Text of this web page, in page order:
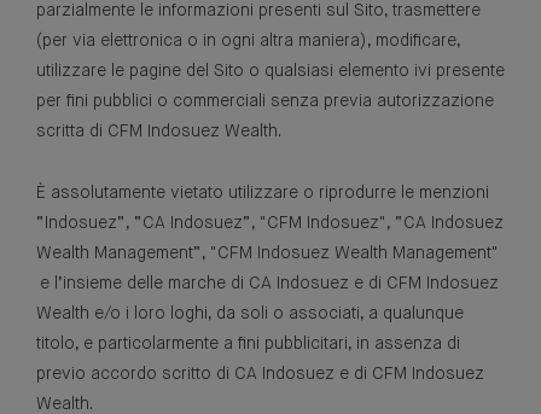
parzialmente le informazioni presenti sul Sito, trasmettere
(per via elettronica o in ogni altra maniera), modificare,
utilizzare le pagine del Sito o qualsiasi elemento ivi presente
per fini pubblici o commerciali senza previa autorizzazione
scritta di CFM Indosuez Wealth.
È assolutamente vietato utilizzare o riprodurre le menzioni
“Indosuez”, “CA Indosuez”, "CFM Indosuez", “CA Indosuez
Wealth Management”, "CFM Indosuez Wealth Management"
e l’insieme delle marche di CA Indosuez e di CFM Indosuez
Wealth e/o i loro loghi, da soli o associati, a qualunque
titolo, e particolarmente a fini pubblicitari, in assenza di
previo accordo scritto di CA Indosuez e di CFM Indosuez
Wealth.